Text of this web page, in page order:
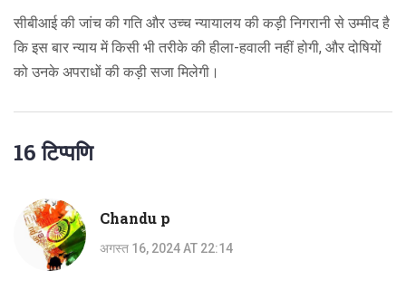
सीबीआई की जांच की गति और उच्च न्यायालय की कड़ी निगरानी से उम्मीद है
कि इस बार न्याय में किसी भी तरीके की हीला-हवाली नहीं होगी, और दोषियों
को उनके अपराधों की कड़ी सजा मिलेगी।
16 टिप्पणि
Chandu p
अगस्त 16, 2024 AT 22:14